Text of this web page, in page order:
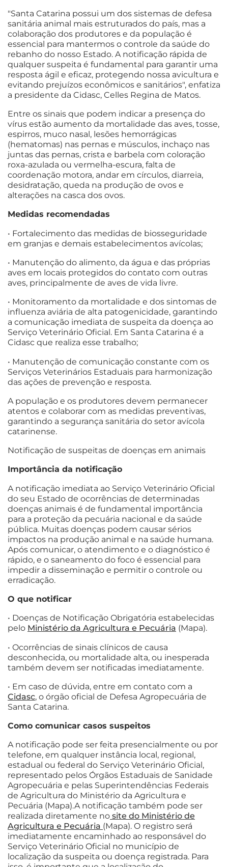
"Santa Catarina possui um dos sistemas de defesa
sanitária animal mais estruturados do país, mas a
colaboração dos produtores e da população é
essencial para mantermos o controle da saúde do
rebanho do nosso Estado. A notificação rápida de
qualquer suspeita é fundamental para garantir uma
resposta ágil e eficaz, protegendo nossa avicultura e
evitando prejuízos econômicos e sanitários", enfatiza
a presidente da Cidasc, Celles Regina de Matos.
Entre os sinais que podem indicar a presença do
vírus estão aumento da mortalidade das aves, tosse,
espirros, muco nasal, lesões hemorrágicas
(hematomas) nas pernas e músculos, inchaço nas
juntas das pernas, crista e barbela com coloração
roxa-azulada ou vermelha-escura, falta de
coordenação motora, andar em círculos, diarreia,
desidratação, queda na produção de ovos e
alterações na casca dos ovos.
Medidas recomendadas
• Fortalecimento das medidas de biosseguridade
em granjas e demais estabelecimentos avícolas;
• Manutenção do alimento, da água e das próprias
aves em locais protegidos do contato com outras
aves, principalmente de aves de vida livre.
• Monitoramento da mortalidade e dos sintomas de
influenza aviária de alta patogenicidade, garantindo
a comunicação imediata de suspeita da doença ao
Serviço Veterinário Oficial. Em Santa Catarina é a
Cidasc que realiza esse trabalho;
• Manutenção de comunicação constante com os
Serviços Veterinários Estaduais para harmonização
das ações de prevenção e resposta.
A população e os produtores devem permanecer
atentos e colaborar com as medidas preventivas,
garantindo a segurança sanitária do setor avícola
catarinense.
Notificação de suspeitas de doenças em animais
Importância da notificação
A notificação imediata ao Serviço Veterinário Oficial
do seu Estado de ocorrências de determinadas
doenças animais é de fundamental importância
para a proteção da pecuária nacional e da saúde
pública. Muitas doenças podem causar sérios
impactos na produção animal e na saúde humana.
Após comunicar, o atendimento e o diagnóstico é
rápido, e o saneamento do foco é essencial para
impedir a disseminação e permitir o controle ou
erradicação.
O que notificar
• Doenças de Notificação Obrigatória estabelecidas
pelo Ministério da Agricultura e Pecuária (Mapa).
• Ocorrências de sinais clínicos de causa
desconhecida, ou mortalidade alta, ou inesperada
também devem ser notificadas imediatamente.
• Em caso de dúvida, entre em contato com a
Cidasc, o órgão oficial de Defesa Agropecuária de
Santa Catarina.
Como comunicar casos suspeitos
A notificação pode ser feita presencialmente ou por
telefone, em qualquer instância local, regional,
estadual ou federal do Serviço Veterinário Oficial,
representado pelos Órgãos Estaduais de Sanidade
Agropecuária e pelas Superintendências Federais
de Agricultura do Ministério da Agricultura e
Pecuária (Mapa).A notificação também pode ser
realizada diretamente no site do Ministério de
Agricultura e Pecuária (Mapa). O registro será
imediatamente encaminhado ao responsável do
Serviço Veterinário Oficial no município de
localização da suspeita ou doença registrada. Para